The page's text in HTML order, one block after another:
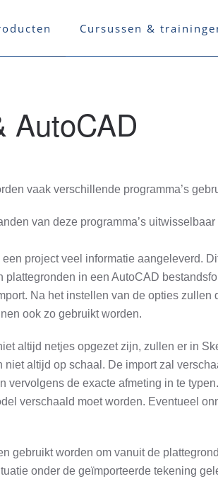
Cursussen &
AutoCAD
vaak verschillende programma’s
van deze programma’s
project veel informatie aangeleverd.
plattegronden in een AutoCAD
Na het instellen van de opties
ook zo gebruikt worden.
altijd netjes opgezet zijn, zullen er in
altijd op schaal. De import zal
vervolgens de exacte afmeting in te
verschaald moet worden. Eventueel
gebruikt worden om vanuit de
onder de geïmporteerde tekening